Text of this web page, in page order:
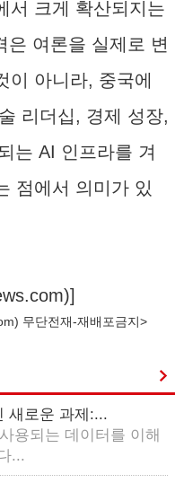
서 크게 확산되지는
은 여론을 실제로 변
이 아니라, 중국에
리더십, 경제 성장,
는 AI 인프라를 겨
점에서 의미가 있
)]
) 무단전재-재배포금지>
새로운 과제:...
용되는 데이터를 이해
...